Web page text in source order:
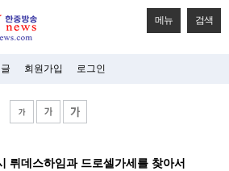
메뉴 검색
회원가입 로그인
뤼데스하임과 드로셀가세를 찾아서